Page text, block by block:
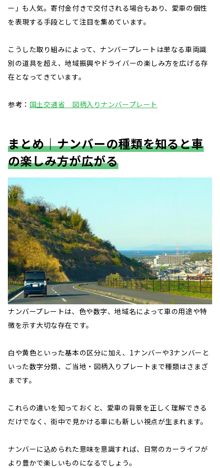
ー」も人気。寄付金付きで交付される場合もあり、愛車の個性
を表現する手段として注目を集めています。
こうした取り組みによって、ナンバープレートは単なる車両識
別の道具を超え、地域振興やドライバーの楽しみ方を広げる存
在となってきています。
参考： 国土交通省 図柄入りナンバープレート
まとめ｜ナンバーの種類を知ると車
の楽しみ方が広がる
ナンバープレートは、色や数字、地域名によって車の用途や特
徴を示す大切な存在です。
白や黄色といった基本の区分に加え、1ナンバーや3ナンバーと
いった数字分類、ご当地・図柄入りプレートまで種類はさまざ
まです。
これらの違いを知っておくと、愛車の背景を正しく理解できる
だけでなく、街中で見かける車にも新しい視点が生まれます。
ナンバーに込められた意味を意識すれば、日常のカーライフが
より豊かで楽しいものになるでしょう。